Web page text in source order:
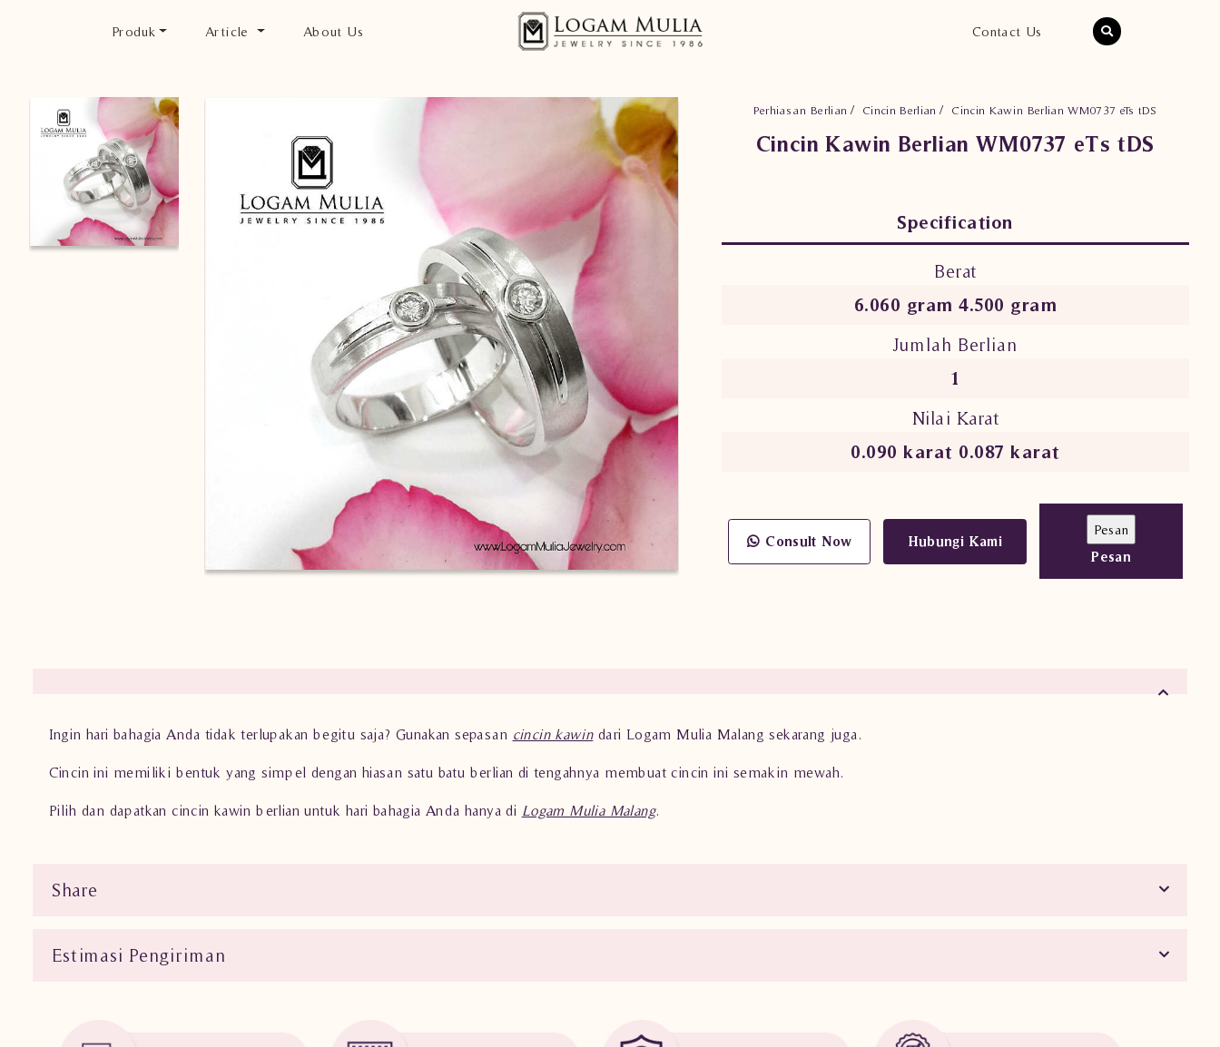
Produk Article About Us Contact Us
Perhiasan Berlian Cincin Berlian Cincin Kawin Berlian WM0737 eTs tDS
Cincin Kawin Berlian WM0737 eTs tDS
Specification
Berat
6.060 gram 4.500 gram
Jumlah Berlian
1
Nilai Karat
0.090 karat 0.087 karat
Consult Now
Hubungi Kami
Pesan
Ingin hari bahagia Anda tidak terlupakan begitu saja? Gunakan sepasan cincin kawindari Logam Mulia Malang sekarang juga.
Cincin ini memiliki bentuk yang simpel dengan hiasan satu batu berlian di tengahnya membuat cincin ini semakin mewah.
Pilih dan dapatkan cincin kawin berlian untuk hari bahagia Anda hanya di Logam Mulia Malang.
Share
Estimasi Pengiriman